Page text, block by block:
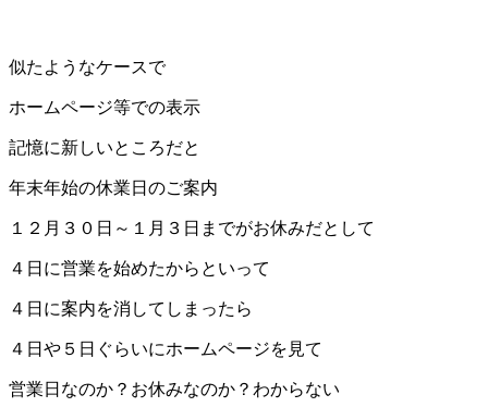
似たようなケースで
ホームページ等での表示
記憶に新しいところだと
年末年始の休業日のご案内
１２月３０日～１月３日までがお休みだとして
４日に営業を始めたからといって
４日に案内を消してしまったら
４日や５日ぐらいにホームページを見て
営業日なのか？お休みなのか？わからない